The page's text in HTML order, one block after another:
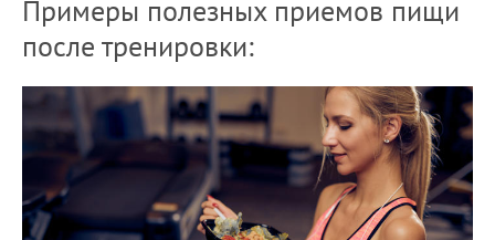
Примеры полезных приемов пищи
после тренировки: